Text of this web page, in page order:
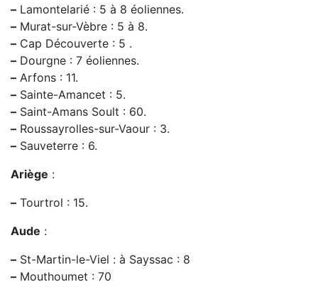
– Lamontelarié : 5 à 8 éoliennes.
– Murat-sur-Vèbre : 5 à 8.
– Cap Découverte : 5 .
– Dourgne : 7 éoliennes.
– Arfons : 11.
– Sainte-Amancet : 5.
– Saint-Amans Soult : 60.
– Roussayrolles-sur-Vaour : 3.
– Sauveterre : 6.
Ariège :
– Tourtrol : 15.
Aude :
– St-Martin-le-Viel : à Sayssac : 8
– Mouthoumet : 70